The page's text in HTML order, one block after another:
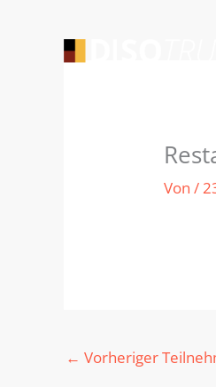
Von/
← Vorheriger